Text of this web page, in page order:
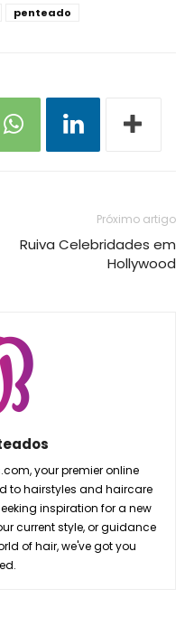
penteado
Próximo artigo
Ruiva Celebridades em
Hollywood
your premier online
to hairstyles and haircare
inspiration for a new
current style, or guidance
of hair, we've got you